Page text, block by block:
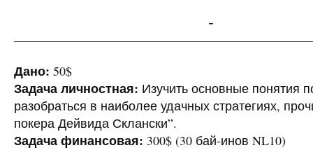
-
Дано: 50$
Задача личностная: Изучить основные понятия
разобраться в наиболее удачных стратегиях,
покера Дейвида Склански”.
Задача финансовая: 300$ (30 бай-инов NL10)